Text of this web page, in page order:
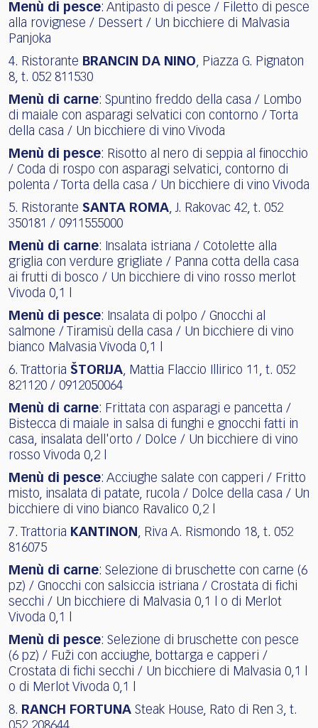
Menù di pesce: Antipasto di pesce / Filetto di pesce
alla rovignese / Dessert / Un bicchiere di Malvasia
Panjoka
4. Ristorante BRANCIN DA NINO, Piazza G. Pignaton
8, t. 052 811530
Menù di carne: Spuntino freddo della casa / Lombo
di maiale con asparagi selvatici con contorno / Torta
della casa / Un bicchiere di vino Vivoda
Menù di pesce: Risotto al nero di seppia al finocchio
/ Coda di rospo con asparagi selvatici, contorno di
polenta / Torta della casa / Un bicchiere di vino Vivoda
5. Ristorante SANTA ROMA, J. Rakovac 42, t. 052
350181 / 0911555000
Menù di carne: Insalata istriana / Cotolette alla
griglia con verdure grigliate / Panna cotta della casa
ai frutti di bosco / Un bicchiere di vino rosso merlot
Vivoda 0,1 l
Menù di pesce: Insalata di polpo / Gnocchi al
salmone / Tiramisù della casa / Un bicchiere di vino
bianco Malvasia Vivoda 0,1 l
6. Trattoria ŠTORIJA, Mattia Flaccio Illirico 11, t. 052
821120 / 0912050064
Menù di carne: Frittata con asparagi e pancetta /
Bistecca di maiale in salsa di funghi e gnocchi fatti in
casa, insalata dell'orto / Dolce / Un bicchiere di vino
rosso Vivoda 0,2 l
Menù di pesce: Acciughe salate con capperi / Fritto
misto, insalata di patate, rucola / Dolce della casa / Un
bicchiere di vino bianco Ravalico 0,2 l
7. Trattoria KANTINON , Riva A. Rismondo 18, t. 052
816075
Menù di carne: Selezione di bruschette con carne (6
pz) / Gnocchi con salsiccia istriana / Crostata di fichi
secchi / Un bicchiere di Malvasia 0,1 l o di Merlot
Vivoda 0,1 l
Menù di pesce: Selezione di bruschette con pesce
(6 pz) / Fuži con acciughe, bottarga e capperi /
Crostata di fichi secchi / Un bicchiere di Malvasia 0,1 l
o di Merlot Vivoda 0,1 l
8. RANCH FORTUNA Steak House, Rato di Ren 3, t.